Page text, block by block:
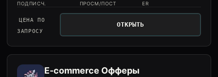
ПОДПИСЧ. ПРОСМ/ПОСТ ER
ЦЕНА ПО
ЗАПРОСУ
ОТКРЫТЬ
E-commerce Офферы